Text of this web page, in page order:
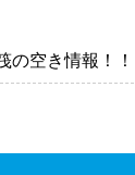
の空き情報！！